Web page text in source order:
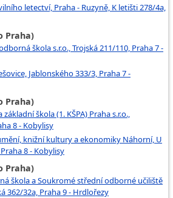
letectví, Praha - Ruzyně, K letišti 278/4a,
Praha)
škola s.r.o., Trojská 211/110, Praha 7 -
Jablonského 333/3, Praha 7 -
Praha)
škola (1. KŠPA) Praha s.r.o.,
8 - Kobylisy
knižní kultury a ekonomiky Náhorní, U
8 - Kobylisy
Praha)
škola a Soukromé střední odborné učiliště
362/32a, Praha 9 - Hrdlořezy